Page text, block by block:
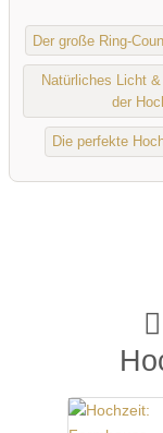
Der große Ring-
Natürliches Licht
der
Die perfekte